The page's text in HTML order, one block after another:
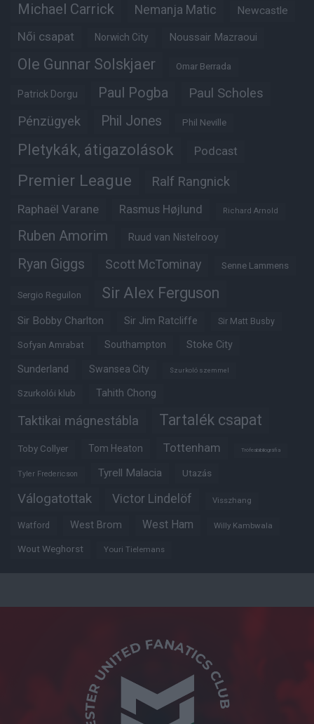
Michael Carrick Nemanja Matic Newcastle
Női csapat Norwich City Noussair Mazraoui
Ole Gunnar Solskjaer Omar Berrada
Patrick Dorgu Paul Pogba Paul Scholes
Pénzügyek Phil Jones Phil Neville
Pletykák, átigazolások Podcast
Premier League Ralf Rangnick
Raphaël Varane Rasmus Højlund Richard Arnold
Ruben Amorim Ruud van Nistelrooy
Ryan Giggs Scott McTominay Senne Lammens
Sergio Reguilon Sir Alex Ferguson
Sir Bobby Charlton Sir Jim Ratcliffe Sir Matt Busby
Sofyan Amrabat Southampton Stoke City
Sunderland Swansea City Szurkoló szemmel
Szurkolói klub Tahith Chong
Taktikai mágnestábla Tartalék csapat
Toby Collyer Tom Heaton Tottenham Trófeabibliográfia
Tyler Fredericson Tyrell Malacia Utazás
Válogatottak Victor Lindelöf Visszhang
Watford West Brom West Ham Willy Kambwala
Wout Weghorst Youri Tielemans